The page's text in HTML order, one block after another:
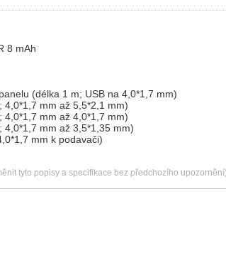
8 mAh
(délka 1 m; USB na 4,0*1,7 mm)
mm až 5,5*2,1 mm)
mm až 4,0*1,7 mm)
mm až 3,5*1,35 mm)
mm k podavači)
tyto popisy a specifikace bez předchozího